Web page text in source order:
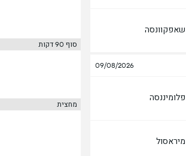
שאפקוונסה
09/08/2026
פלומיננסה
מיראסול
סוף 90 דקות
מחצית